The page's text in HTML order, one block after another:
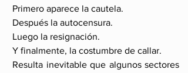
Primero aparece la cautela.
Después la autocensura.
Luego la resignación.
Y finalmente, la costumbre de callar.
Resulta inevitable que algunos sectores